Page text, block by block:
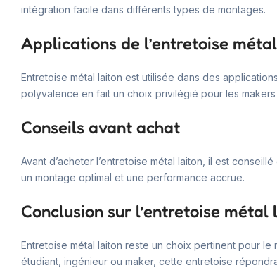
intégration facile dans différents types de montages.
Applications de l’entretoise
Entretoise métal laiton est utilisée dans des
polyvalence en fait un choix privilégié pour les
Conseils avant achat
Avant d’acheter l’entretoise métal laiton, il est
un montage optimal et une performance accrue.
Conclusion sur l’entretoise métal
Entretoise métal laiton reste un choix pertinent pour
étudiant, ingénieur ou maker, cette entretoise